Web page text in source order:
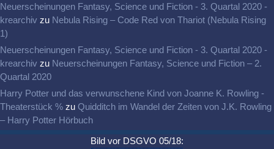
Neuerscheinungen Fantasy, Science und Fiction - 3. Quartal 2020 -
krearchiv zu Nebula Rising – Code Red von Thariot (Nebula Rising
1)
Neuerscheinungen Fantasy, Science und Fiction - 3. Quartal 2020 -
krearchiv zu Neuerscheinungen Fantasy, Science und Fiction – 2.
Quartal 2020
Harry Potter und das verwunschene Kind von Joanne K. Rowling -
Theaterstück % zu Quidditch im Wandel der Zeiten von J.K. Rowling
– Harry Potter Hörbuch
Bild vor DSGVO 05/18: